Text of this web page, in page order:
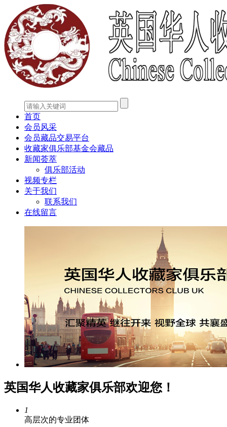
首页
会员风采
会员藏品交易平台
收藏家俱乐部基金会藏品
新闻荟萃
俱乐部活动
视频专栏
关于我们
联系我们
在线留言
英国华人收藏家俱乐部欢迎您！
1
高层次的专业团体